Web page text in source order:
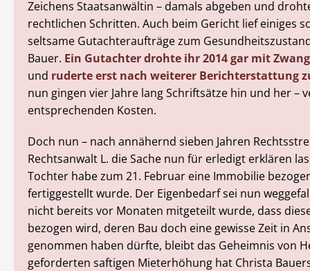
Zeichens Staatsanwältin – damals abgeben und
rechtlichen Schritten. Auch beim Gericht lief einiges
seltsame Gutachteraufträge zum
Bauer. Ein Gutachter drohte ihr 2014 gar mit
und ruderte erst nach weiterer Berichterstattung
nun gingen vier Jahre lang Schriftsätze hin und her –
entsprechenden Kosten.
Doch nun – nach annähernd sieben Jahren
Rechtsanwalt L. die Sache nun für erledigt erklären
Tochter habe zum 21. Februar eine Immobilie
fertiggestellt wurde. Der Eigenbedarf sei nun
nicht bereits vor Monaten mitgeteilt wurde, dass
bezogen wird, deren Bau doch eine gewisse Zeit in
genommen haben dürfte, bleibt das Geheimnis von
geforderten saftigen Mieterhöhung hat Christa